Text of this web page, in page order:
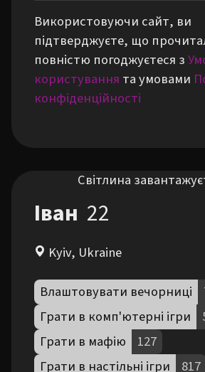
Використовуючи сайт, ви
підтверджуєте, що
повністю погоджуєтеся з
користування та умовами
конфіденційності
Світлина
Іван 22
Kyiv, Ukraine
Влаштовувати вечорниці
Грати в комп'ютерні ігри
Грати в мафію
127
Грати в настільні ігри
817